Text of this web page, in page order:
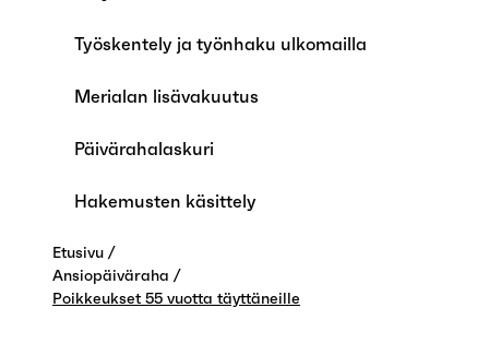
Työskentely ja työnhaku ulkomailla
Merialan lisävakuutus
Päivärahalaskuri
Hakemusten käsittely
Etusivu
Ansiopäiväraha
Poikkeukset 55 vuotta täyttäneille